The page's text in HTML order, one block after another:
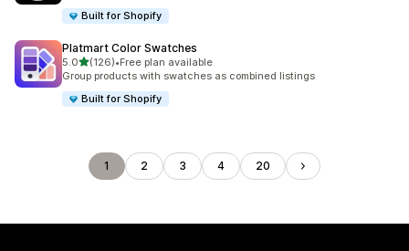
Built for Shopify
Platmart Color Swatches
5.0별 5개 중
(126)
총 리뷰 126개
•Free plan available
Group products with swatches as combined listings
Built for Shopify
1 2 3 4 20